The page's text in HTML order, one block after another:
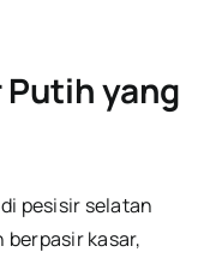
Putih yang
pesisir selatan
berpasir kasar,